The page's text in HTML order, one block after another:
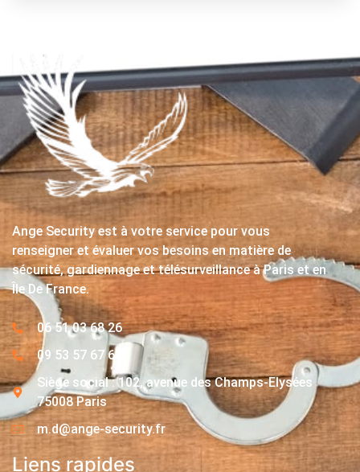
Ange Security est à votre service pour vous
renseigner et évaluer vos besoins en matière de
sécurité, gardiennage et télésurveillance à Paris et en
Île De France.
06 51 03 68 26
09 53 57 67 63
Siège social : 102, avenue des Champs-Elysées
75008 Paris
m.d@ange-security.fr
Liens rapides